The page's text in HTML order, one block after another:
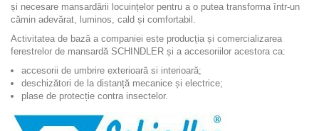
și necesare mansardării locuințelor pentru a o putea transforma într-un
cămin adevărat, luminos, cald și comfortabil.
Activitatea de bază a companiei este producția și comercializarea
ferestrelor de mansardă SCHINDLER și a accesoriilor acestora ca:
accesorii de umbrire exterioară si interioară;
deschizători de la distanță mecanice și electrice;
plase de protecție contra insectelor.